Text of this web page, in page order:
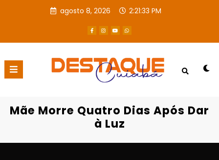
agosto 8, 2026 2:21:34 PM
Página inicial
Destaques
Mãe Morre Quatro Dias Após Dar
à Luz